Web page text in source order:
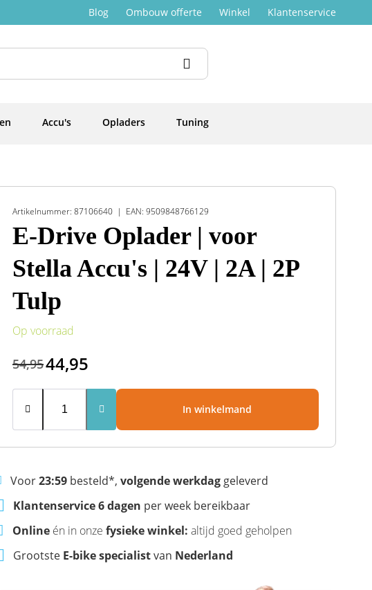
Blog Ombouw offerte Winkel Klantenservice
Accu's Opladers Tuning
Artikelnummer: 87106640 EAN: 9509848766129
E-Drive Oplader | voor
Stella Accu's | 24V | 2A | 2P
Tulp
Op voorraad
54,9544,95
In winkelmand
Voor23:59besteld*, volgende werkdaggeleverd
Klantenservice 6 dagen per week bereikbaar
Online én in onze fysieke winkel: altijd goed geholpen
Grootste E-bike specialistvan Nederland